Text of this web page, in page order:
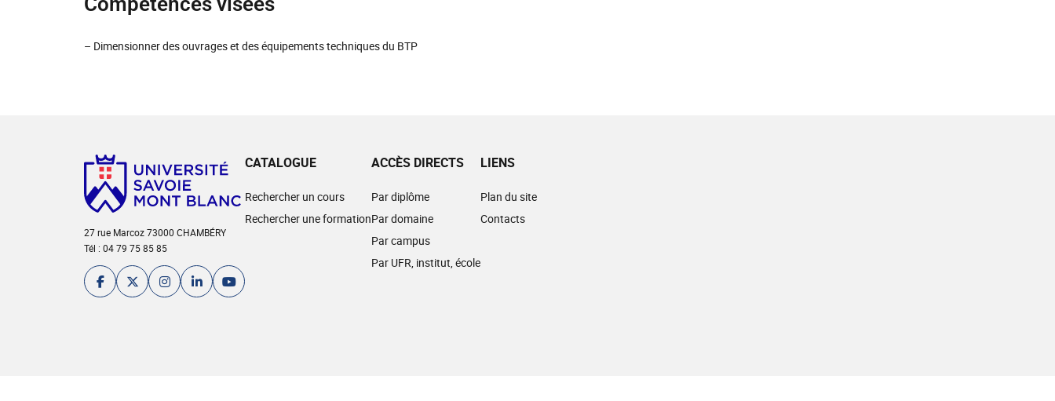
– Dimensionner des ouvrages et des équipements techniques du BTP
27 rue Marcoz 73000 CHAMBÉRY
Tél : 04 79 75 85 85
CATALOGUE
Rechercher un cours
Rechercher une formation
ACCÈS DIRECTS
Par diplôme
Par domaine
Par campus
Par UFR, institut, école
LIENS
Plan du site
Contacts